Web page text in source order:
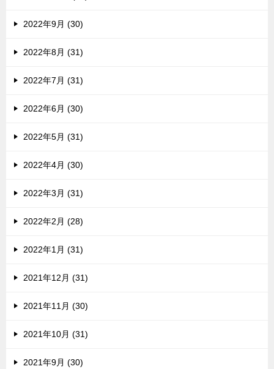
2022年9月 (30)
2022年8月 (31)
2022年7月 (31)
2022年6月 (30)
2022年5月 (31)
2022年4月 (30)
2022年3月 (31)
2022年2月 (28)
2022年1月 (31)
2021年12月 (31)
2021年11月 (30)
2021年10月 (31)
2021年9月 (30)